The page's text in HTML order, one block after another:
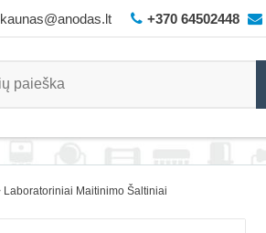
kaunas@anodas.lt +370 64502448
Laboratoriniai Maitinimo Šaltiniai